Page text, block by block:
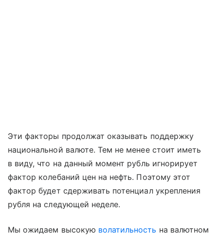
Эти факторы продолжат оказывать поддержку
национальной валюте. Тем не менее стоит иметь
в виду, что на данный момент рубль игнорирует
фактор колебаний цен на нефть. Поэтому этот
фактор будет сдерживать потенциал укрепления
рубля на следующей неделе.
Мы ожидаем высокую волатильность на валютном